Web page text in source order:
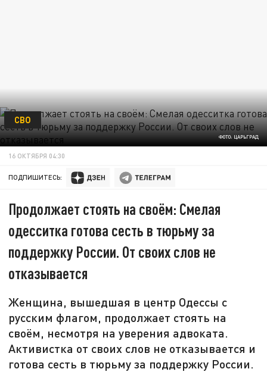
ФОТО: ЦАРЬГРАД
СВО
16 ОКТЯБРЯ 04:30
ПОДПИШИТЕСЬ:
Продолжает стоять на своём: Смелая
одесситка готова сесть в тюрьму за
поддержку России. От своих слов не
отказывается
Женщина, вышедшая в центр Одессы с
русским флагом, продолжает стоять на
своём, несмотря на уверения адвоката.
Активистка от своих слов не отказывается и
готова сесть в тюрьму за поддержку России.